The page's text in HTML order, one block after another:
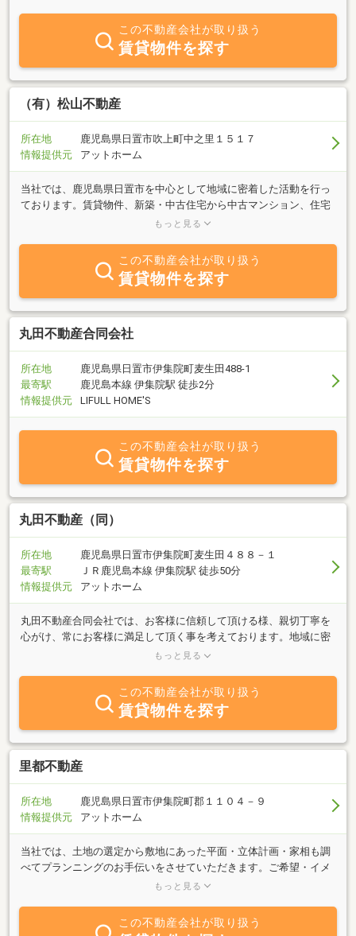
何でもお気軽にご相談ください。
この不動産会社が取り扱う
賃貸物件を探す
（有）松山不動産
所在地
鹿児島県日置市吹上町中之里１５１７
情報提供元
アットホーム
当社では、鹿児島県日置市を中心として地域に密着した活動を行っ
ております。賃貸物件、新築・中古住宅から中古マンション、住宅
用地、事業用物件まで、あらゆるネットワークから最新の不動産情
「生活利便性の良いマンションに住み替えたい」・・・ますは皆様
の理想の暮らしをお聞かせ下さい！松山不動産は親身になって皆様
の住まい探しをお手伝いさせていただきます。
もっと見る
この不動産会社が取り扱う
賃貸物件を探す
丸田不動産合同会社
所在地
鹿児島県日置市伊集院町麦生田488-1
最寄駅
鹿児島本線 伊集院駅 徒歩2分
情報提供元
LIFULL HOME'S
この不動産会社が取り扱う
賃貸物件を探す
丸田不動産（同）
所在地
鹿児島県日置市伊集院町麦生田４８８－１
最寄駅
ＪＲ鹿児島本線 伊集院駅 徒歩50分
情報提供元
アットホーム
丸田不動産合同会社では、お客様に信頼して頂ける様、親切丁寧を
心がけ、常にお客様に満足して頂く事を考えております。地域に密
着し、安全・安心なお取引きをモットーに、個々のお客様に合った
ば、是非当社までご連絡ください。
もっと見る
この不動産会社が取り扱う
賃貸物件を探す
里都不動産
所在地
鹿児島県日置市伊集院町郡１１０４－９
情報提供元
アットホーム
当社では、土地の選定から敷地にあった平面・立体計画・家相も調
べてプランニングのお手伝いをさせていただきます。ご希望・イメ
ージをお伺いし、こだわりの家を造らせていただきます。また、賃
いに関することなら、何でもお気軽にご相談下さい。スタッフ一同
心よりお待ち申し上げております。
もっと見る
この不動産会社が取り扱う